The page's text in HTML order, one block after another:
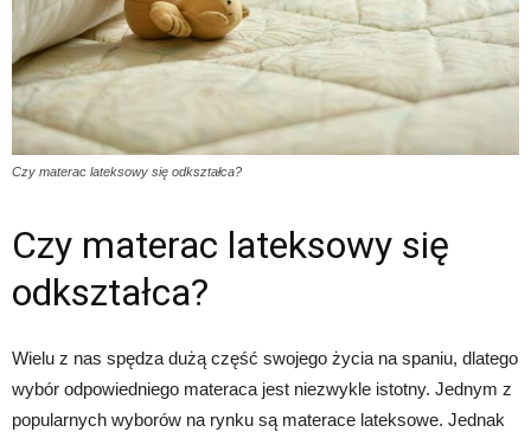
Czy materac lateksowy się odkształca?
Czy materac lateksowy się
odkształca?
Wielu z nas spędza dużą część swojego życia na spaniu, dlatego
wybór odpowiedniego materaca jest niezwykle istotny. Jednym z
popularnych wyborów na rynku są materace lateksowe. Jednak